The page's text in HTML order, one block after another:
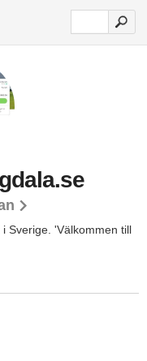
Sverige. 'Välkommen till